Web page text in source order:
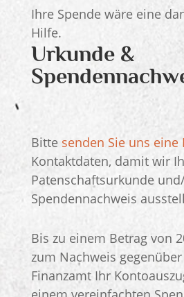
Ihre Spende wäre eine
Hilfe.
Urkunde &
Bittesenden Sie uns eine
Kontaktdaten, damit wir
Patenschaftsurkunde
Spendennachweis
Bis zu einem Betrag von
zum Nachweis
Finanzamt Ihr